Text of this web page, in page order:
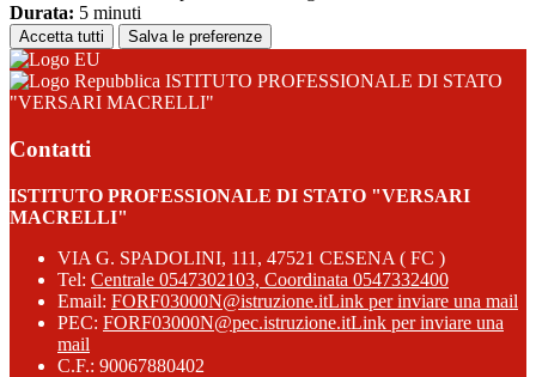
Durata: 5 minuti
Accetta tutti Salva le preferenze
ISTITUTO PROFESSIONALE DI STATO
"VERSARI MACRELLI"
Contatti
ISTITUTO PROFESSIONALE DI STATO "VERSARI
MACRELLI"
VIA G. SPADOLINI, 111, 47521 CESENA ( FC )
Tel: Centrale 0547302103, Coordinata 0547332400
Email: FORF03000N@istruzione.itLink per inviare una mail
PEC: FORF03000N@pec.istruzione.itLink per inviare una
mail
C.F.: 90067880402